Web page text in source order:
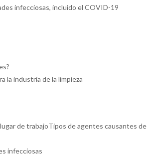
infecciosas, incluido el COVID-19
la industria de la limpieza
de trabajoTipos de agentes causantes de
infecciosas